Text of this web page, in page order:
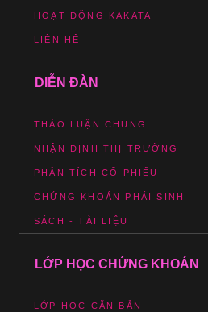
HOẠT ĐỘNG KAKATA
LIÊN HỆ
DIỄN ĐÀN
THẢO LUẬN CHUNG
NHẬN ĐỊNH THỊ TRƯỜNG
PHÂN TÍCH CỔ PHIẾU
CHỨNG KHOÁN PHÁI SINH
SÁCH - TÀI LIỆU
LỚP HỌC CHỨNG KHOÁN
LỚP HỌC CĂN BẢN